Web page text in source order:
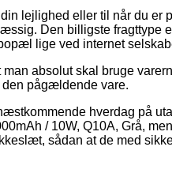
lejlighed eller til når du er
Den billigste fragttype
lige ved internet
absolut skal bruge
den pågældende vare.
hverdag på
/ 10W, Q10A, Grå,
sådan at de med